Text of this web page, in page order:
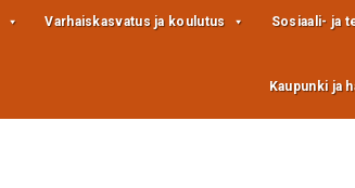
Varhaiskasvatus ja koulutus Sosiaali- ja
Kaupunki ja